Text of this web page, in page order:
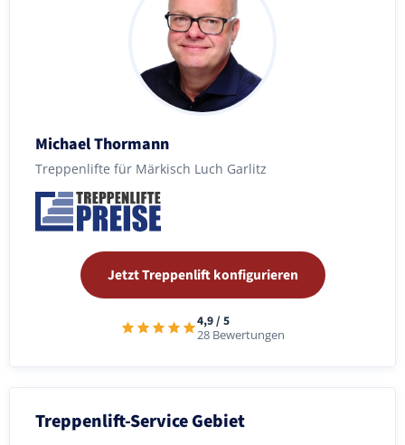
Michael Thormann
Treppenlifte für Märkisch Luch Garlitz
Jetzt Treppenlift konfigurieren
4,9 / 5
28 Bewertungen
Treppenlift-Service Gebiet